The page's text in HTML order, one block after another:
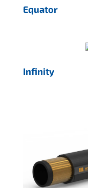
Equator
Infinity